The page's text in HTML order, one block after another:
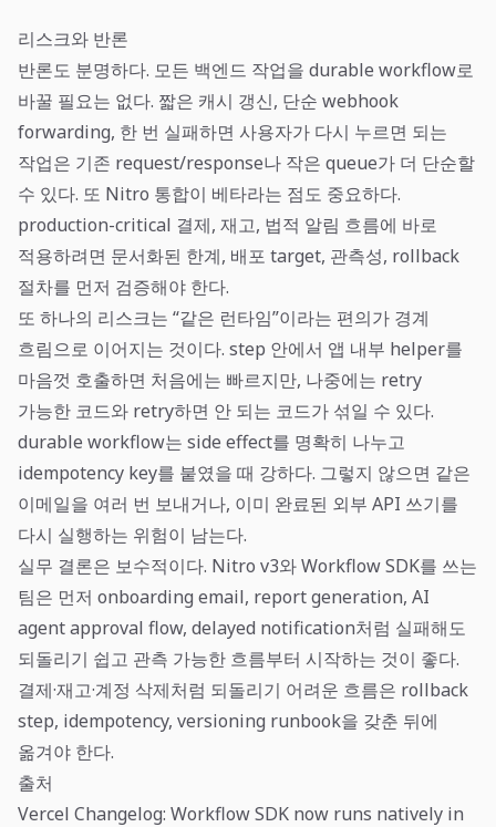
리스크와 반론
반론도 분명하다. 모든 백엔드 작업을 durable workflow로
바꿀 필요는 없다. 짧은 캐시 갱신, 단순 webhook
forwarding, 한 번 실패하면 사용자가 다시 누르면 되는
작업은 기존 request/response나 작은 queue가 더 단순할
수 있다. 또 Nitro 통합이 베타라는 점도 중요하다.
production-critical 결제, 재고, 법적 알림 흐름에 바로
적용하려면 문서화된 한계, 배포 target, 관측성, rollback
절차를 먼저 검증해야 한다.
또 하나의 리스크는 “같은 런타임”이라는 편의가 경계
흐림으로 이어지는 것이다. step 안에서 앱 내부 helper를
마음껏 호출하면 처음에는 빠르지만, 나중에는 retry
가능한 코드와 retry하면 안 되는 코드가 섞일 수 있다.
durable workflow는 side effect를 명확히 나누고
idempotency key를 붙였을 때 강하다. 그렇지 않으면 같은
이메일을 여러 번 보내거나, 이미 완료된 외부 API 쓰기를
다시 실행하는 위험이 남는다.
실무 결론은 보수적이다. Nitro v3와 Workflow SDK를 쓰는
팀은 먼저 onboarding email, report generation, AI
agent approval flow, delayed notification처럼 실패해도
되돌리기 쉽고 관측 가능한 흐름부터 시작하는 것이 좋다.
결제·재고·계정 삭제처럼 되돌리기 어려운 흐름은 rollback
step, idempotency, versioning runbook을 갖춘 뒤에
옮겨야 한다.
출처
Vercel Changelog: Workflow SDK now runs natively in